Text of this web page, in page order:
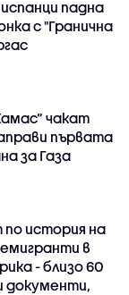
падна
с "Гранична
чакат
първата
за Газа
история на
в
- близо 60
документи,